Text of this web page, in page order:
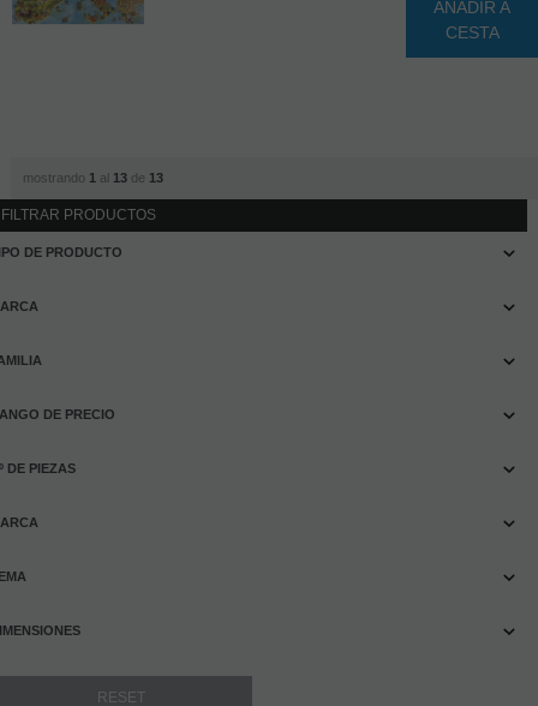
AÑADIR A
CESTA
mostrando 1 al 13de 13
FILTRAR PRODUCTOS
DE PRODUCTO
DE PRECIO
DE PIEZAS